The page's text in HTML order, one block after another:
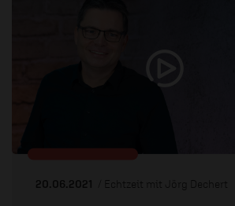
20.06.2021 / Echtzeit mit Jörg Dechert